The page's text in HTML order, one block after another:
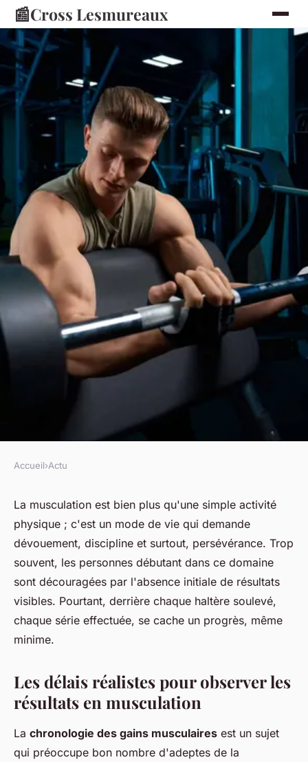
📰Cross Lesmureaux
Soyez persévérant : les
résultats de la musculation
viendront !
Laure•21 mars 2024 •3 min de lecture
Accueil›Actu
La musculation est bien plus qu'une simple activité
physique ; c'est un mode de vie qui demande
dévouement, discipline et surtout, persévérance. Trop
souvent, les personnes débutant dans ce domaine
sont découragées par l'absence initiale de résultats
visibles. Pourtant, derrière chaque haltère soulevé,
chaque série effectuée, se cache un progrès, même
minime.
Les délais réalistes pour observer les
résultats en musculation
La chronologie des gains musculaires est un sujet
qui préoccupe bon nombre d'adeptes de la